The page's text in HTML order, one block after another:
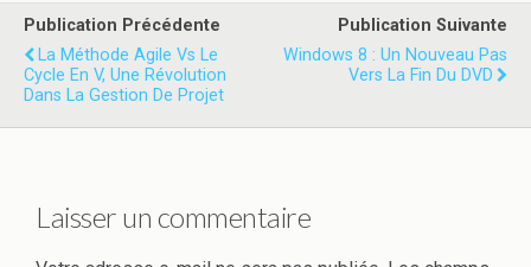
Publication Précédente
La Méthode Agile Vs Le
Cycle En V, Une Révolution
Dans La Gestion De Projet
Publication Suivante
Windows 8 : Un Nouveau Pas
Vers La Fin Du DVD
Laisser un commentaire